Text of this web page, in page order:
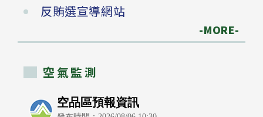
反賄選宣導網站
-MORE-
空氣監測